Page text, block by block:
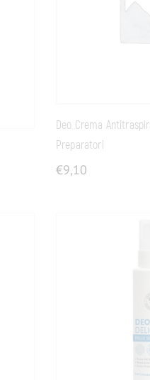
Deo Crema
Preparatori
€9,10